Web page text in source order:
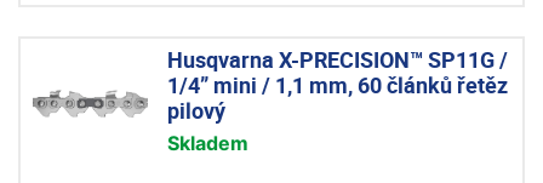
Husqvarna X-PRECISION™ SP11G /
1/4” mini / 1,1 mm, 60 článků řetěz
pilový
Skladem